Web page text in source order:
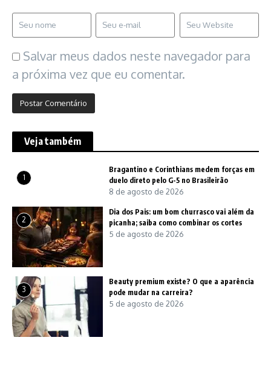
Salvar meus dados neste navegador para
a próxima vez que eu comentar.
Veja também
1
Bragantino e Corinthians medem forças em
duelo direto pelo G-5 no Brasileirão
8 de agosto de 2026
2
Dia dos Pais: um bom churrasco vai além da
picanha; saiba como combinar os cortes
5 de agosto de 2026
3
Beauty premium existe? O que a aparência
pode mudar na carreira?
5 de agosto de 2026